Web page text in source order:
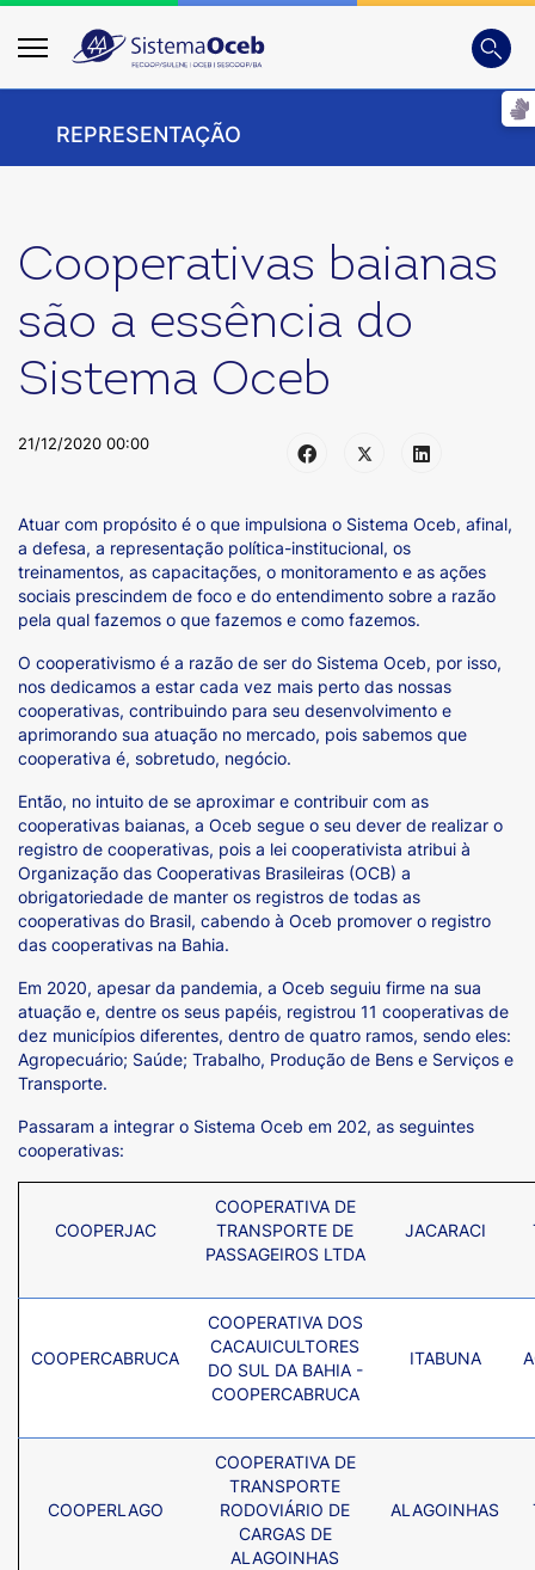
Busca
REPRESENTAÇÃO
Cooperativas baianas
são a essência do
Sistema Oceb
21/12/2020 00:00
Atuar com propósito é o que impulsiona o Sistema Oceb, afinal,
a defesa, a representação política-institucional, os
treinamentos, as capacitações, o monitoramento e as ações
sociais prescindem de foco e do entendimento sobre a razão
pela qual fazemos o que fazemos e como fazemos.
O cooperativismo é a razão de ser do Sistema Oceb, por isso,
nos dedicamos a estar cada vez mais perto das nossas
cooperativas, contribuindo para seu desenvolvimento e
aprimorando sua atuação no mercado, pois sabemos que
cooperativa é, sobretudo, negócio.
Então, no intuito de se aproximar e contribuir com as
cooperativas baianas, a Oceb segue o seu dever de realizar o
registro de cooperativas, pois a lei cooperativista atribui à
Organização das Cooperativas Brasileiras (OCB) a
obrigatoriedade de manter os registros de todas as
cooperativas do Brasil, cabendo à Oceb promover o registro
das cooperativas na Bahia.
Em 2020, apesar da pandemia, a Oceb seguiu firme na sua
atuação e, dentre os seus papéis, registrou 11 cooperativas de
dez municípios diferentes, dentro de quatro ramos, sendo eles:
Agropecuário; Saúde; Trabalho, Produção de Bens e Serviços e
Transporte.
Passaram a integrar o Sistema Oceb em 202, as seguintes
cooperativas:
COOPERJAC
COOPERATIVA DE
TRANSPORTE DE
PASSAGEIROS LTDA
JACARACI
COOPERCABRUCA
COOPERATIVA DOS
CACAUICULTORES
DO SUL DA BAHIA -
COOPERCABRUCA
ITABUNA
COOPERLAGO
COOPERATIVA DE
TRANSPORTE
RODOVIÁRIO DE
CARGAS DE
ALAGOINHAS
ALAGOINHAS